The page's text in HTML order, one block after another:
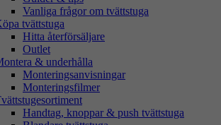
Vanliga frågor om tvättstuga
tvättstuga
Hitta återförsäljare
Outlet
& underhålla
Monteringsanvisningar
Monteringsfilmer
Handtag, knoppar & push tvättstuga